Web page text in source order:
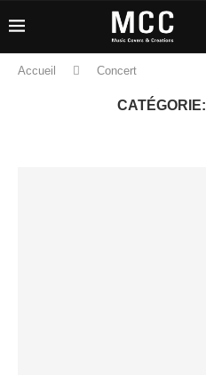
Accueil Concert
CATÉGORIE: